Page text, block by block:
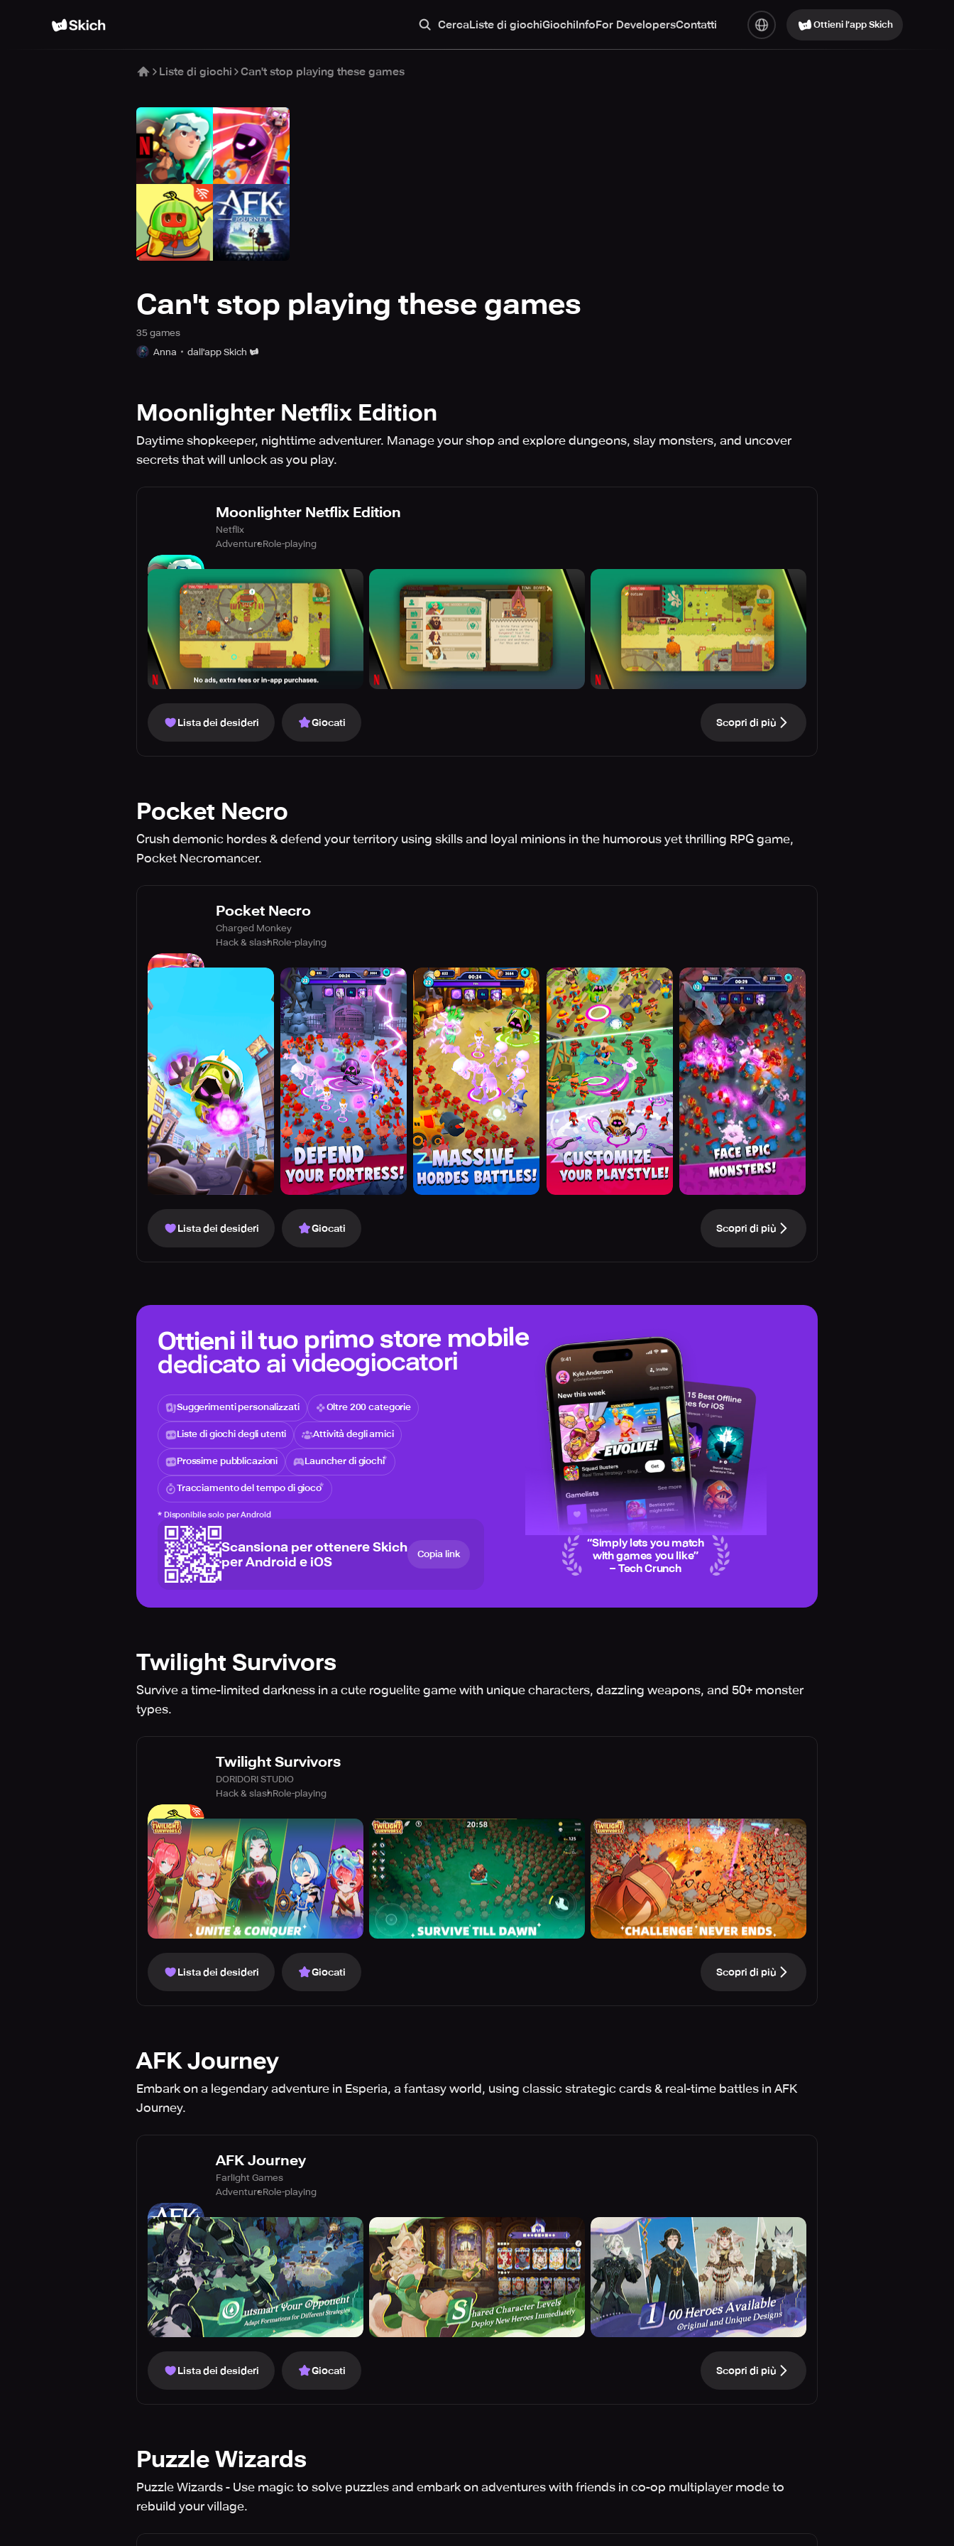
CercaListe di giochiGiochiInfoFor DevelopersContatti Ottieni l’app Skich
Liste di giochi Can't stop playing these games
Can't stop playing these games
35 games
Anna
dall'app Skich
Moonlighter Netflix Edition
Daytime shopkeeper, nighttime adventurer. Manage your shop and explore dungeons, slay monsters, and uncover
secrets that will unlock as you play.
Moonlighter Netflix Edition
Netflix
AdventureRole-playing
Lista dei desideri Giocati Scopri di più
Pocket Necro
Crush demonic hordes & defend your territory using skills and loyal minions in the humorous yet thrilling RPG game,
Pocket Necromancer.
Pocket Necro
Charged Monkey
Hack & slashRole-playing
Lista dei desideri Giocati Scopri di più
Ottieni il tuo primo store mobile
dedicato ai videogiocatori
Suggerimenti personalizzati Oltre 200 categorie
Liste di giochi degli utenti Attività degli amici
Prossime pubblicazioni Launcher di giochi
Tracciamento del tempo di gioco
* Disponibile solo per Android
Scansiona per ottenere Skich
per Android e iOS
Copia link
“Simply lets you match
with games you like”
– Tech Crunch
Twilight Survivors
Survive a time-limited darkness in a cute roguelite game with unique characters, dazzling weapons, and 50+ monster
types.
Twilight Survivors
DORIDORI STUDIO
Hack & slashRole-playing
Lista dei desideri Giocati Scopri di più
AFK Journey
Embark on a legendary adventure in Esperia, a fantasy world, using classic strategic cards & real-time battles in AFK
Journey.
AFK Journey
Farlight Games
AdventureRole-playing
Lista dei desideri Giocati Scopri di più
Puzzle Wizards
Puzzle Wizards - Use magic to solve puzzles and embark on adventures with friends in co-op multiplayer mode to
rebuild your village.